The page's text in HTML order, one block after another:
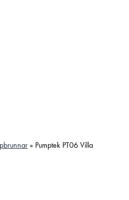
» Pumptek PT06 Villa